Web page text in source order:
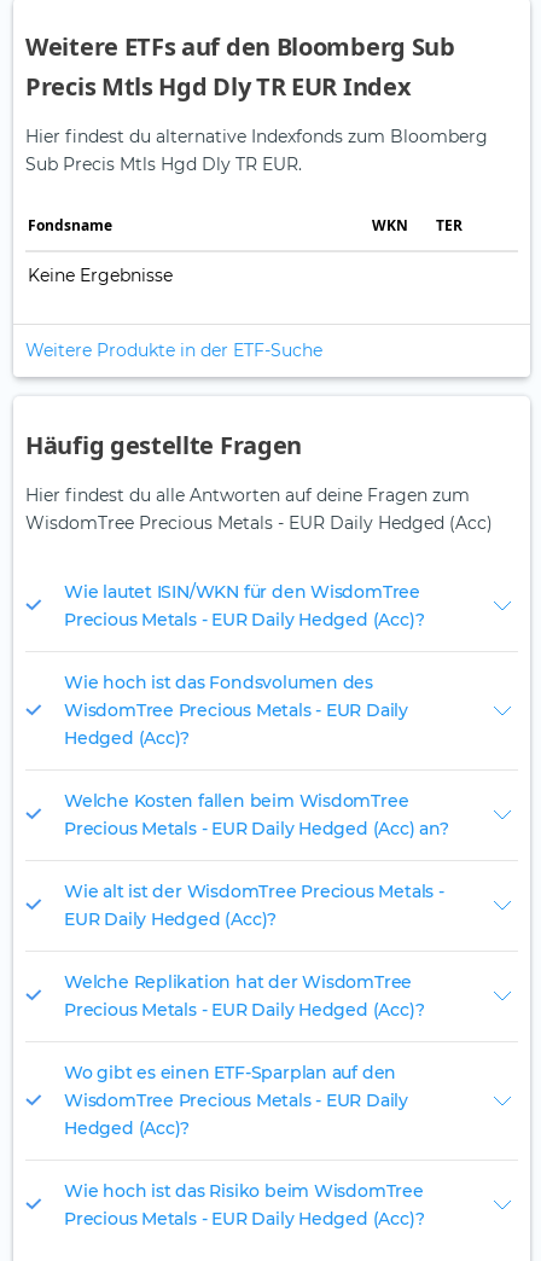
Weitere ETFs auf den Bloomberg Sub
Precis Mtls Hgd Dly TR EUR Index
Hier findest du alternative Indexfonds zum Bloomberg
Sub Precis Mtls Hgd Dly TR EUR.
Fonds­name WKN TER
Keine Ergebnisse
Weitere Produkte in der ETF-Suche
Häufig gestellte Fragen
Hier findest du alle Antworten auf deine Fragen zum
WisdomTree Precious Metals - EUR Daily Hedged (Acc)
Wie lautet ISIN/WKN für den WisdomTree
Precious Metals - EUR Daily Hedged (Acc)?
Wie hoch ist das Fondsvolumen des
WisdomTree Precious Metals - EUR Daily
Hedged (Acc)?
Welche Kosten fallen beim WisdomTree
Precious Metals - EUR Daily Hedged (Acc) an?
Wie alt ist der WisdomTree Precious Metals -
EUR Daily Hedged (Acc)?
Welche Replikation hat der WisdomTree
Precious Metals - EUR Daily Hedged (Acc)?
Wo gibt es einen ETF-Sparplan auf den
WisdomTree Precious Metals - EUR Daily
Hedged (Acc)?
Wie hoch ist das Risiko beim WisdomTree
Precious Metals - EUR Daily Hedged (Acc)?